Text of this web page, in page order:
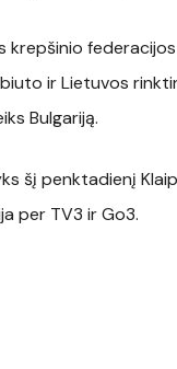
krepšinio
ir Lietuvos
Bulgariją.
šį penktadienį
per TV3 ir Go3.